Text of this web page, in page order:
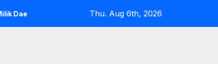
Kepatuhan terhadap Regulasi
Thu. Aug 6th, 2026